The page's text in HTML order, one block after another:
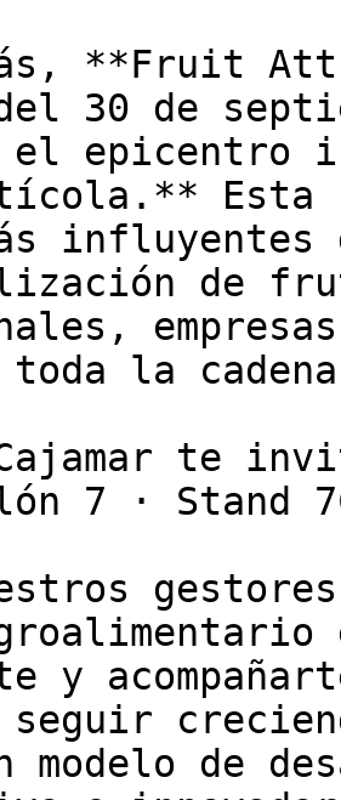
**Fruit
30 de
el epicentro
Esta
influyentes
de
toda la
te
7 · Stand
y
seguir
modelo de